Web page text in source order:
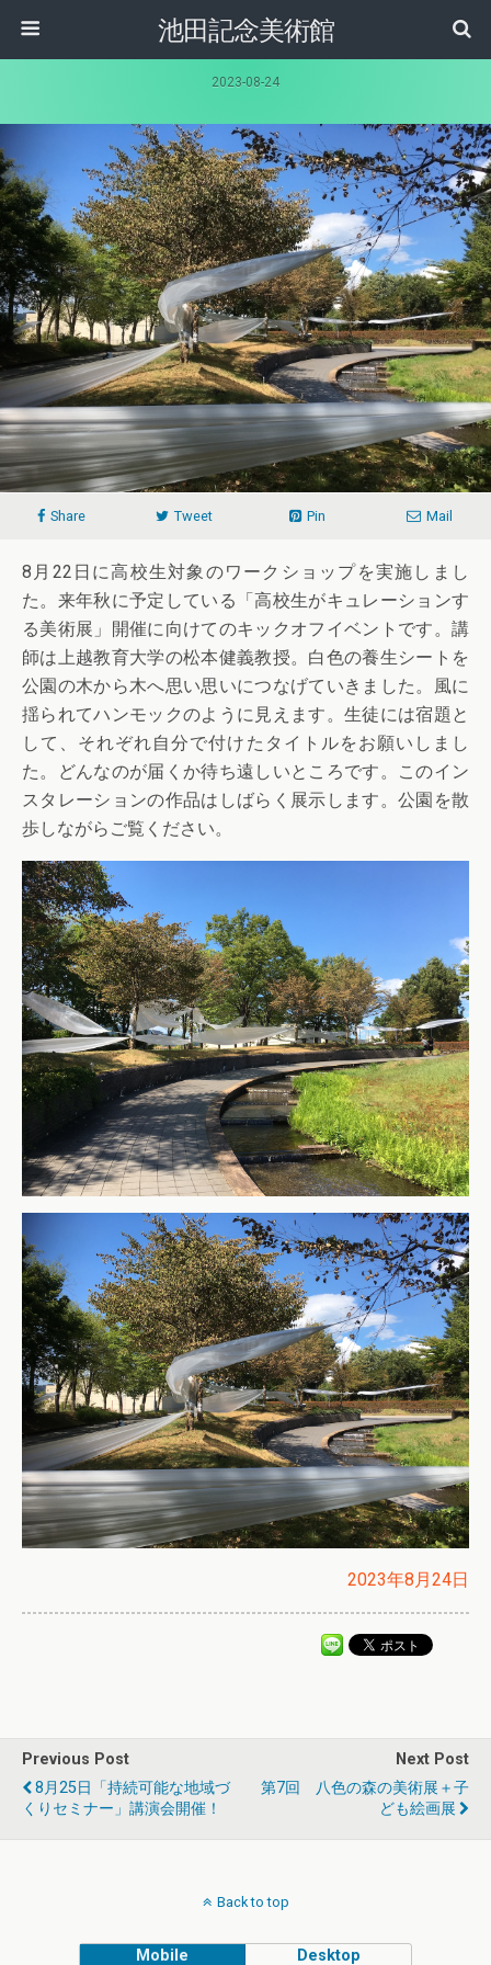
池田記念美術館
2023-08-24
Share Tweet Pin Mail
8月22日に高校生対象のワークショップを実施しまし
た。来年秋に予定している「高校生がキュレーションす
る美術展」開催に向けてのキックオフイベントです。講
師は上越教育大学の松本健義教授。白色の養生シートを
公園の木から木へ思い思いにつなげていきました。風に
揺られてハンモックのように見えます。生徒には宿題と
して、それぞれ自分で付けたタイトルをお願いしまし
た。どんなのが届くか待ち遠しいところです。このイン
スタレーションの作品はしばらく展示します。公園を散
歩しながらご覧ください。
2023年8月24日
Previous Post
8月25日「持続可能な地域づ
くりセミナー」講演会開催！
Next Post
第7回 八色の森の美術展＋子
ども絵画展
Back to top
Mobile Desktop